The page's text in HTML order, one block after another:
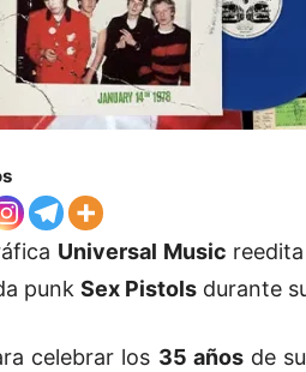
Universal Music
punk Sex Pistols durante
celebrar los 35 añosde